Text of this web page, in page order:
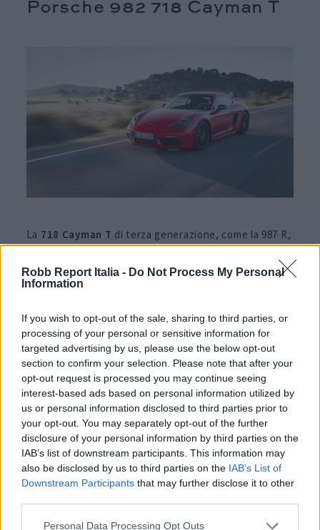
Robb Report Italia - Do Not Process My Personal
Information
If you wish to opt-out of the sale, sharing to third parties, or
processing of your personal or sensitive information for
targeted advertising by us, please use the below opt-out
section to confirm your selection. Please note that after your
opt-out request is processed you may continue seeing
interest-based ads based on personal information utilized by
us or personal information disclosed to third parties prior to
your opt-out. You may separately opt-out of the further
disclosure of your personal information by third parties on the
IAB’s list of downstream participants. This information may
also be disclosed by us to third parties on the IAB’s List of
Downstream Participants that may further disclose it to other
Personal Data Processing Opt Outs
Porsche 982 718 Cayman T
La 718 Cayman T di terza generazione, come la 987 R,
lo stesso flat-four da 2,0 litri della versione base, ma
Tra questi figurano sospensioni ritarate, differenziale
autobloccante e il pacchettoSport Chrono ,
normalmente offerto come optional a pagamento. Le
modifiche estetiche includono un kit di decalcomanie
dedicate, il cambio a corsa corta della GT4 e cinghie di
apertura porta al posto delle maniglie.
Porsche 987 S Black